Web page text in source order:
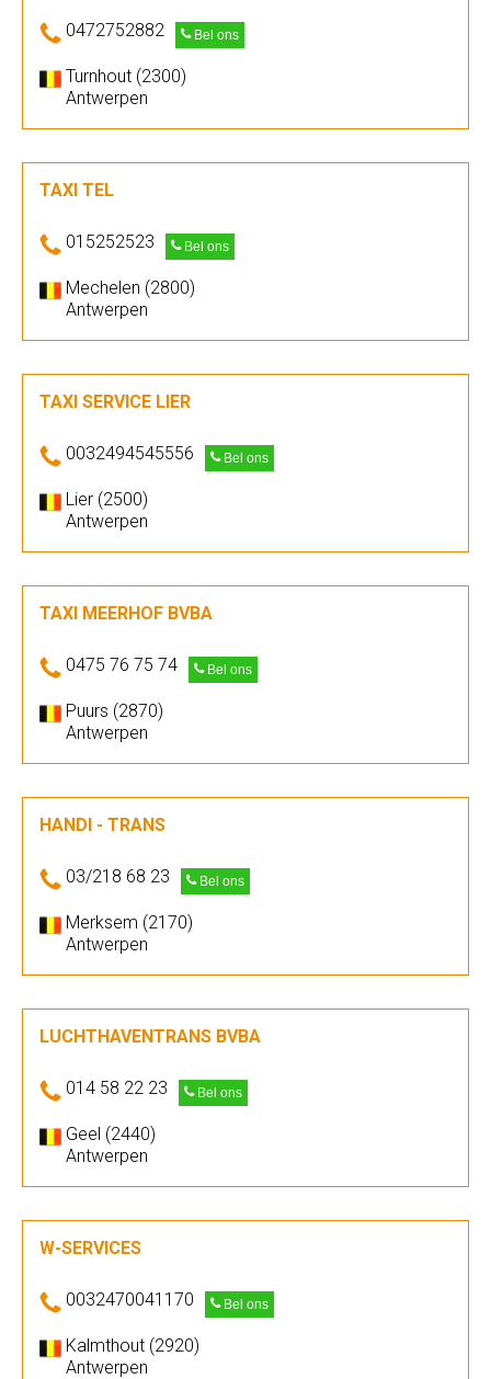
0472752882 Bel ons
Turnhout (2300)
Antwerpen
TAXI TEL
015252523 Bel ons
Mechelen (2800)
Antwerpen
TAXI SERVICE LIER
0032494545556 Bel ons
Lier (2500)
Antwerpen
TAXI MEERHOF BVBA
0475 76 75 74 Bel ons
Puurs (2870)
Antwerpen
HANDI - TRANS
03/218 68 23 Bel ons
Merksem (2170)
Antwerpen
LUCHTHAVENTRANS BVBA
014 58 22 23 Bel ons
Geel (2440)
Antwerpen
W-SERVICES
0032470041170 Bel ons
Kalmthout (2920)
Antwerpen